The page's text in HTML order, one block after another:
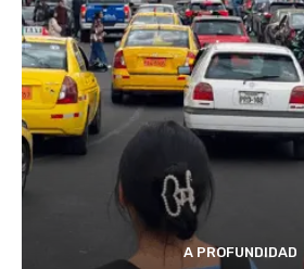
A PROFUNDIDAD